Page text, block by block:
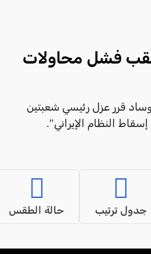
عقب فشل محاولات
الموساد قرر عزل رئيسي شعبتين
النظام الإيراني".
جدول ترتيب حالة الطقس